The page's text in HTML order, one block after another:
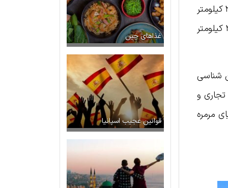
تنگه بسفر دارای ترکیبی منحصر به فرد از زیبایی‌های طبیعی و ویژگی‌های زمین شناسی است. این تنگه به ​​طول ۳۲ کیلومتر
(۲۰ مایل) بین دریای مرمره و دریای سیاه قرار گرفته و از حداقل عرض ۷۰۰ متر (۲۳۰۰ فوت) تا حداکثر عرض ۳٫۵ کیلومتر
شناسی
و
مرمره
غذاهای چین
قوانین عجیب اسپانیا